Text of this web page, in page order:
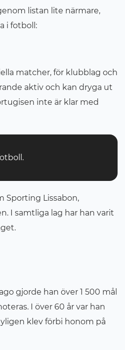
listan lite närmare,
i fotboll:
matcher, för klubblag och
aktiv och kan dryga ut
inte är klar med
Sporting Lissabon,
I samtliga lag har han varit
gjorde han över 1 500 mål
I över 60 år var han
klev förbi honom på